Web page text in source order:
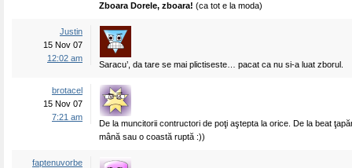
Zboara Dorele, zboara! (ca tot e la moda)
Justin
15 Nov 07
12:02 am
Saracu’, da tare se mai plictiseste… pacat ca nu si-a luat zborul.
brotacel
15 Nov 07
7:21 am
De la muncitorii contructori de poţi aştepta la orice. De la beat
mână sau o coastă ruptă :))
faptenuvorbe